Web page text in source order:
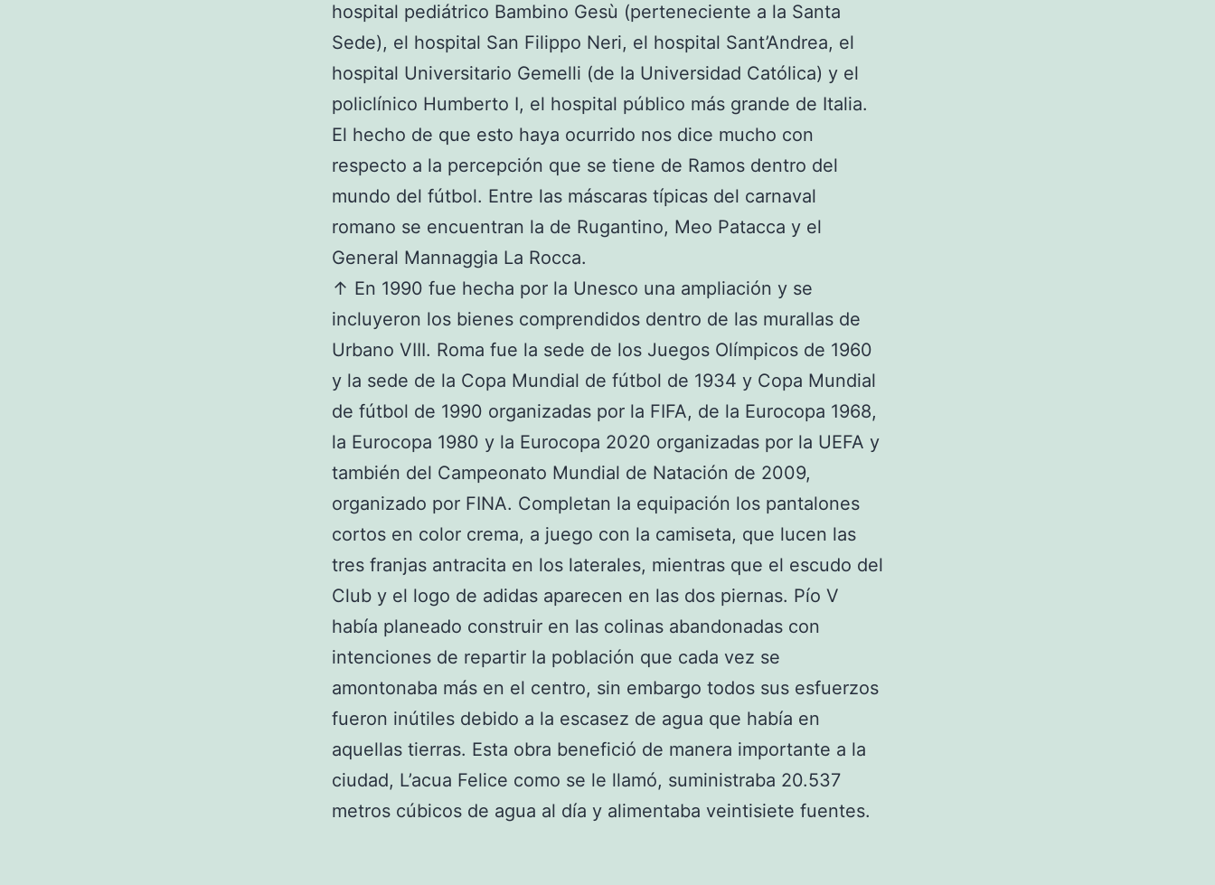
hospital pediátrico Bambino Gesù (perteneciente a la Santa
Sede), el hospital San Filippo Neri, el hospital Sant’Andrea, el
hospital Universitario Gemelli (de la Universidad Católica) y el
policlínico Humberto I, el hospital público más grande de Italia.
El hecho de que esto haya ocurrido nos dice mucho con
respecto a la percepción que se tiene de Ramos dentro del
mundo del fútbol. Entre las máscaras típicas del carnaval
romano se encuentran la de Rugantino, Meo Patacca y el
General Mannaggia La Rocca.
↑ En 1990 fue hecha por la Unesco una ampliación y se
incluyeron los bienes comprendidos dentro de las murallas de
Urbano VIII. Roma fue la sede de los Juegos Olímpicos de 1960
y la sede de la Copa Mundial de fútbol de 1934 y Copa Mundial
de fútbol de 1990 organizadas por la FIFA, de la Eurocopa 1968,
la Eurocopa 1980 y la Eurocopa 2020 organizadas por la UEFA y
también del Campeonato Mundial de Natación de 2009,
organizado por FINA. Completan la equipación los pantalones
cortos en color crema, a juego con la camiseta, que lucen las
tres franjas antracita en los laterales, mientras que el escudo del
Club y el logo de adidas aparecen en las dos piernas. Pío V
había planeado construir en las colinas abandonadas con
intenciones de repartir la población que cada vez se
amontonaba más en el centro, sin embargo todos sus esfuerzos
fueron inútiles debido a la escasez de agua que había en
aquellas tierras. Esta obra benefició de manera importante a la
ciudad, L’acua Felice como se le llamó, suministraba 20.537
metros cúbicos de agua al día y alimentaba veintisiete fuentes.